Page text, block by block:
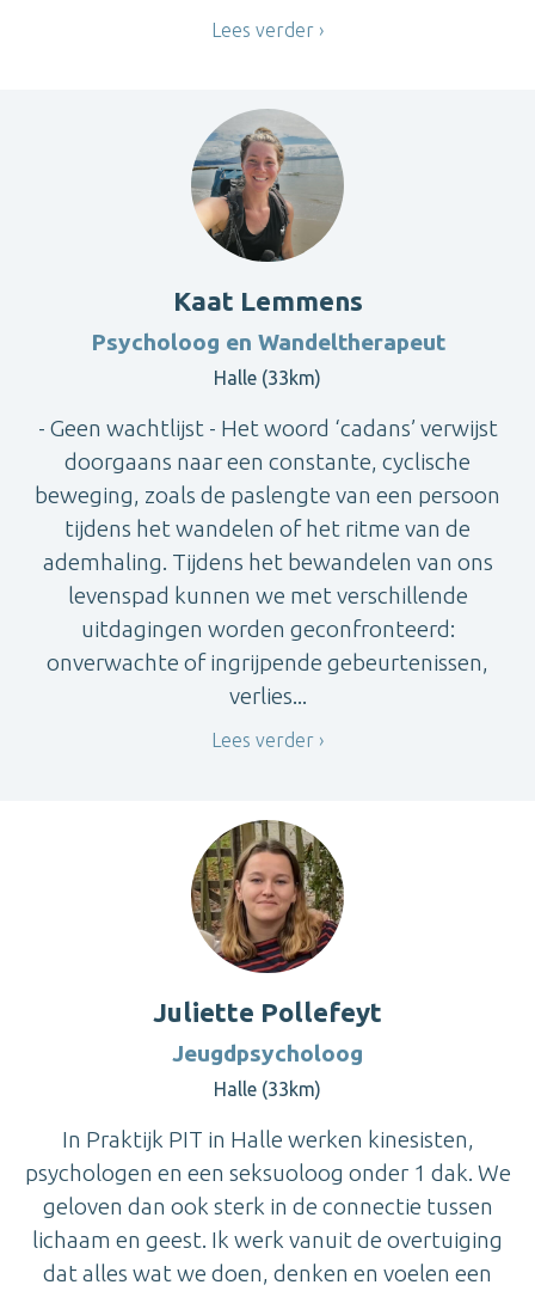
Lees verder
Kaat Lemmens
Psycholoog en Wandeltherapeut
Halle (33km)
- Geen wachtlijst - Het woord ‘cadans’ verwijst
doorgaans naar een constante, cyclische
beweging, zoals de paslengte van een persoon
tijdens het wandelen of het ritme van de
ademhaling. Tijdens het bewandelen van ons
levenspad kunnen we met verschillende
uitdagingen worden geconfronteerd:
onverwachte of ingrijpende gebeurtenissen,
verlies...
Lees verder
Juliette Pollefeyt
Jeugdpsycholoog
Halle (33km)
In Praktijk PIT in Halle werken kinesisten,
psychologen en een seksuoloog onder 1 dak. We
geloven dan ook sterk in de connectie tussen
lichaam en geest. Ik werk vanuit de overtuiging
dat alles wat we doen, denken en voelen een